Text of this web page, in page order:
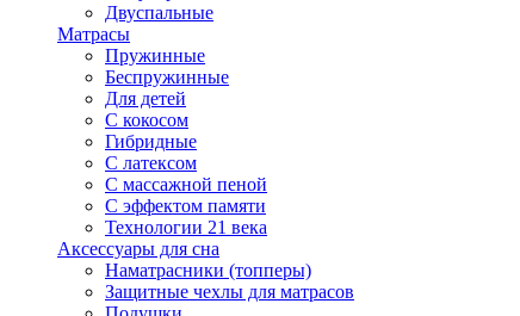
Двуспальные
Матрасы
Пружинные
Беспружинные
Для детей
C кокосом
Гибридные
С латексом
С массажной пеной
С эффектом памяти
Технологии 21 века
Аксессуары для сна
Наматрасники (топперы)
Защитные чехлы для матрасов